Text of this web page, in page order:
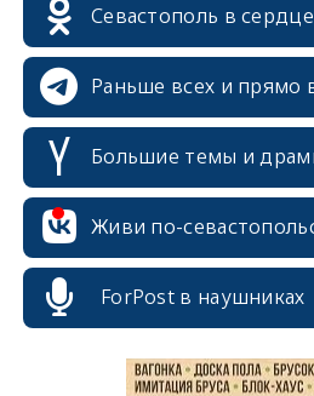
Севастополь в сердце
Раньше всех и прямо
Большие темы и
Живи по-
ForPost в наушниках